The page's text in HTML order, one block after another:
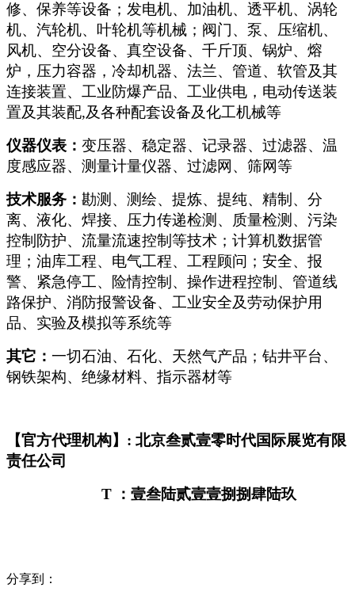
修、保养等设备；发电机、加油机、透平机、涡轮
机、汽轮机、叶轮机等机械；阀门、泵、压缩机、
风机、空分设备、真空设备、千斤顶、锅炉、熔
炉，压力容器，冷却机器、法兰、管道、软管及其
连接装置、工业防爆产品、工业供电，电动传送装
置及其装配,及各种配套设备及化工机械等
仪器仪表： 变压器、稳定器、记录器、过滤器、温
度感应器、测量计量仪器、过滤网、筛网等
技术服务： 勘测、测绘、提炼、提纯、精制、分
离、液化、焊接、压力传递检测、质量检测、污染
控制防护、流量流速控制等技术；计算机数据管
理；油库工程、电气工程、工程顾问；安全、报
警、紧急停工、险情控制、操作进程控制、管道线
路保护、消防报警设备、工业安全及劳动保护用
品、实验及模拟等系统等
其它： 一切石油、石化、天然气产品；钻井平台、
钢铁架构、绝缘材料、指示器材等
【官方代理机构】: 北京叁贰壹零时代国际展览有限
责任公司
T
：壹叁陆贰壹壹捌捌肆陆玖
分享到：